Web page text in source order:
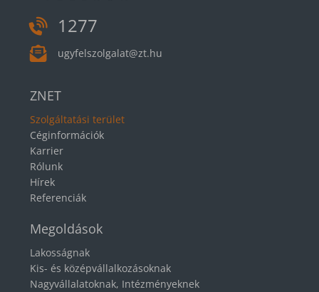
1277
ugyfelszolgalat@zt.hu
ZNET
Szolgáltatási terület
Céginformációk
Karrier
Rólunk
Hírek
Referenciák
Megoldások
Lakosságnak
Kis- és középvállalkozásoknak
Nagyvállalatoknak, Intézményeknek